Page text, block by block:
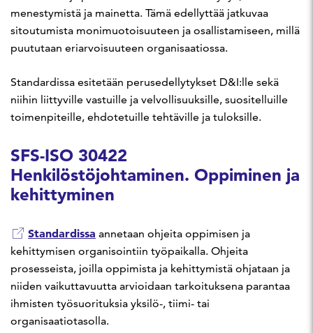
menestymistä ja mainetta. Tämä edellyttää jatkuvaa
sitoutumista monimuotoisuuteen ja osallistamiseen, millä
puututaan eriarvoisuuteen organisaatiossa.
Standardissa esitetään perusedellytykset D&I:lle sekä
niihin liittyville vastuille ja velvollisuuksille, suositelluille
toimenpiteille, ehdotetuille tehtäville ja tuloksille.
SFS-ISO 30422
Henkilöstöjohtaminen. Oppiminen ja
kehittyminen
Standardissa annetaan ohjeita oppimisen ja
kehittymisen organisointiin työpaikalla. Ohjeita
prosesseista, joilla oppimista ja kehittymistä ohjataan ja
niiden vaikuttavuutta arvioidaan tarkoituksena parantaa
ihmisten työsuorituksia yksilö-, tiimi- tai
organisaatiotasolla.